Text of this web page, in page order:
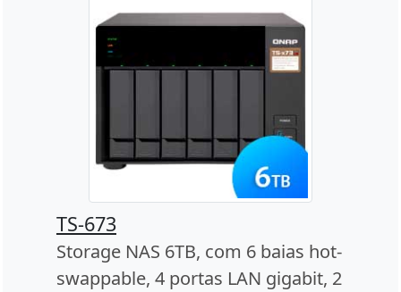
TS-673
Storage NAS 6TB, com 6 baias hot-
swappable, 4 portas LAN gigabit, 2